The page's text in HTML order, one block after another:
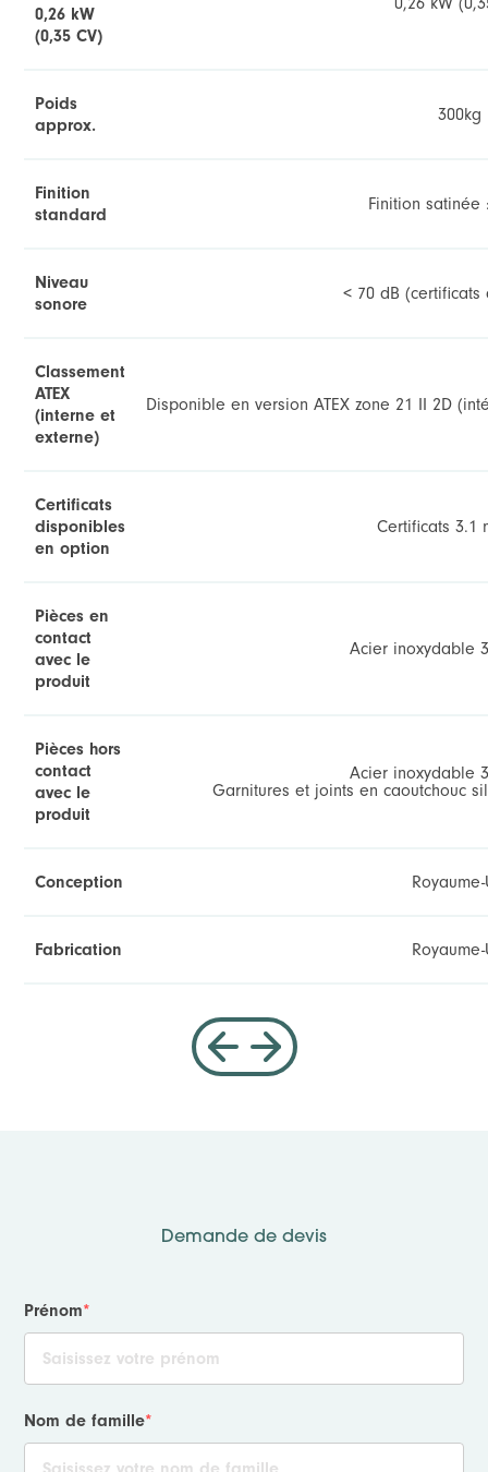
0,26 kW
(0,35 CV)
Poids
approx.
300kg
Finition
standard
Finition satinée
Niveau
sonore
< 70 dB
Classement
ATEX
(interne et
externe)
Disponible en version ATEX zone 21 II 2D
Certificats
disponibles
en option
Certificats 3.1
Pièces en
contact
avec le
produit
Acier inoxydable
Pièces hors
contact
avec le
produit
Acier inoxydable
Garnitures et joints en caoutchouc
Conception
Fabrication
Demande de devis
Prénom*
Nom de famille*